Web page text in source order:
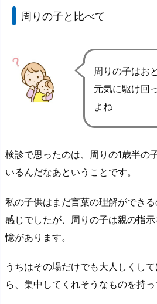
周りの子と比べて
周りの子はお
元気に駆け回
よね
検診で思ったのは、周りの1歳半の
いるんだなあということです。
私の子供はまだ言葉の理解ができ
感じでしたが、周りの子は親の指
憶があります。
うちはその場だけでも大人しくし
ら、集中してくれそうなものを持っ